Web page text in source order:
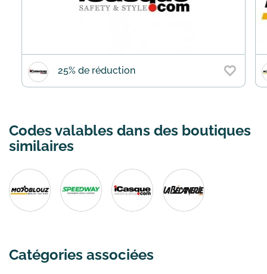
25% de réduction
Codes valables dans des boutiques
similaires
Catégories associées